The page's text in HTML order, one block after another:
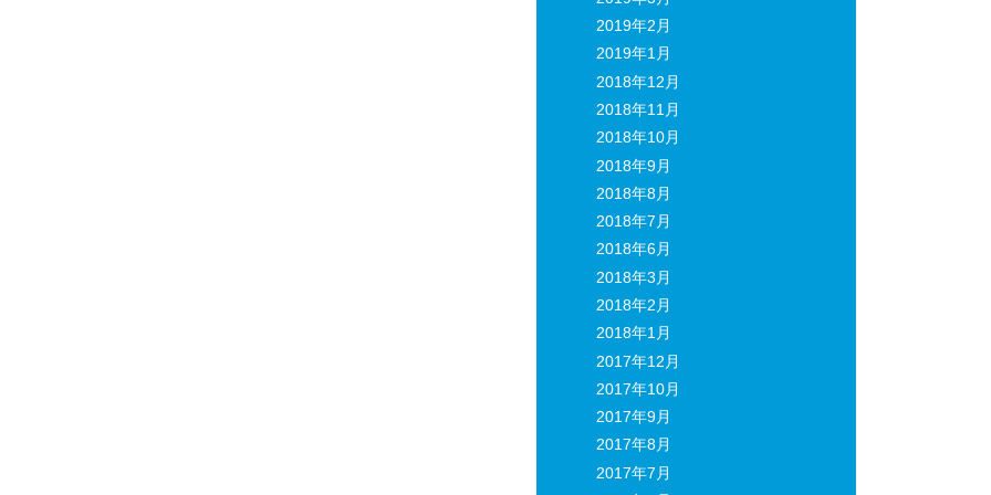
2019年2月
2019年1月
2018年12月
2018年11月
2018年10月
2018年9月
2018年8月
2018年7月
2018年6月
2018年3月
2018年2月
2018年1月
2017年12月
2017年10月
2017年9月
2017年8月
2017年7月